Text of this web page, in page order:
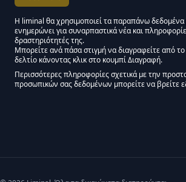
Εγκρίσεις Μάρκετινγκ
Η liminal θα χρησιμοποιεί τα παραπάνω δεδομένα
ενημερώνει για συναρπαστικά νέα και
δραστηριότητές της.
Μείνετε συντονισμένοι -
Μπορείτε ανά πάσα στιγμή να διαγραφείτε από
δελτίο κάνοντας κλικ στο κουμπί Διαγραφή.
Περισσότερες πληροφορίες σχετικά με την
προσωπικών σας δεδομένων μπορείτε να βρείτε